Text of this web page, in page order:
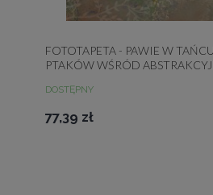
FOTOTAPETA - PAWIE W
PTAKÓW WŚRÓD
DOSTĘPNY
77,39 zł